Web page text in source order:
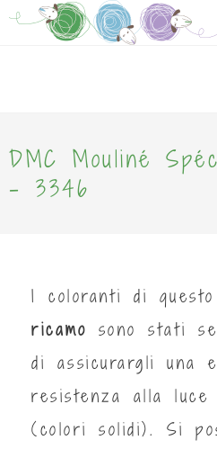
DMC Mouliné
- 3346
I coloranti di questo
ricamo sono stati
di assicurargli una
resistenza alla
(colori solidi). Si